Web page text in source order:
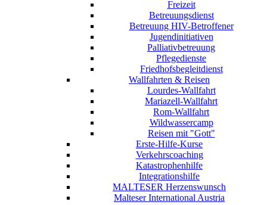
Freizeit
Betreuungsdienst
Betreuung HIV-Betroffener
Jugendinitiativen
Palliativbetreuung
Pflegedienste
Friedhofsbegleitdienst
Wallfahrten & Reisen
Lourdes-Wallfahrt
Mariazell-Wallfahrt
Rom-Wallfahrt
Wildwassercamp
Reisen mit "Gott"
Erste-Hilfe-Kurse
Verkehrscoaching
Katastrophenhilfe
Integrationshilfe
MALTESER Herzenswunsch
Malteser International Austria